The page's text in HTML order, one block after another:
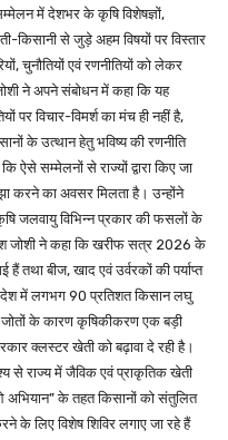
में देशभर के कृषि विशेषज्ञों,
किसानी से जुड़े अहम विषयों पर विस्तार
चुनौतियों एवं रणनीतियों को लेकर
ने अपने संबोधन में कहा कि यह
विचार-विमर्श का मंच ही नहीं है,
के उत्थान हेतु भविष्य की रणनीति
ऐसे सम्मेलनों से राज्यों द्वारा किए जा
करने का अवसर मिलता है। उन्होंने
जलवायु विभिन्न प्रकार की फसलों के
जोशी ने कहा कि खरीफ सत्र 2026 के
तथा बीज, खाद एवं उर्वरकों की पर्याप्त
में लगभग 90 प्रतिशत किसान लघु
जोतों के कारण कृषिकीकरण एक बड़ी
क्लस्टर खेती को बढ़ावा दे रही है।
से राज्य में जैविक एवं प्राकृतिक खेती
अभियान” के तहत किसानों को संतुलित
के लिए विशेष शिविर लगाए जा रहे हैं